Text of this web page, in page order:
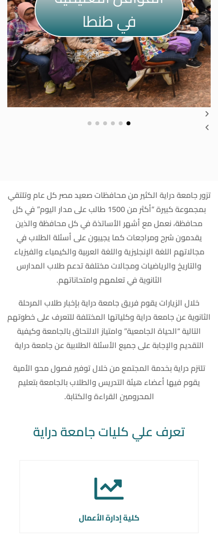
القوافل التعليمية
في سوهاج
تزور جامعة دراية الكثير من محافظات صعيد مصر كل عام وتلتقي
بمجموعة كبيرة “أكثر من 1500 طالب على مدار اليوم” في كل
محافظة، نعمل مع أشهر الأساتذة في كل محافظة والذين
يقدمون شرح ومراجعات كما يجيبون على أسئلة الطلاب في
مجالاتهم اللغة الإنجليزية واللغة العربية والكيمياء والفيزياء
والتاريخ والرياضيات ومجالات مختلفة تدعم طلاب المدارس
الثانوية في تعلمهم وامتحاناتهم.
خلال الزيارات يقوم فريق جامعة دراية بإخبار طلاب المرحلة
الثانوية عن جامعة دراية وكلياتها المختلفة للتعرف على خطوتهم
التالية “الحياة الجامعية” وامتياز الالتحاق بالجامعة وكيفية
التقديم والإجابة على جميع الأسئلة الطلابية عن جامعة دراية
تلتزم دراية بخدمة المجتمع من خلال توفير فصول محو الأمية
يقوم فيها أعضاء هيئة التدريس والطلاب بالجامعة بتعليم
المحرومين القراءة والكتابة.
تعرف علي كليات جامعة دراية
كلية إدارة الأعمال